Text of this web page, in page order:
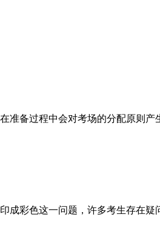
准备过程中会对考场的分配原则产
成彩色这一问题，许多考生存在疑